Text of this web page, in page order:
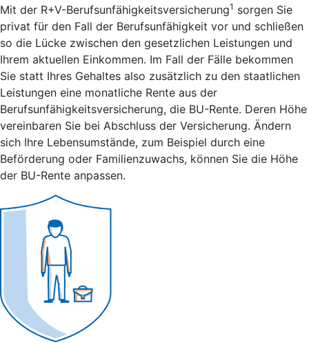
Mit der R+V-Berufsunfähigkeitsversicherung1 sorgen Sie
privat für den Fall der Berufsunfähigkeit vor und schließen
so die Lücke zwischen den gesetzlichen Leistungen und
Ihrem aktuellen Einkommen. Im Fall der Fälle bekommen
Sie statt Ihres Gehaltes also zusätzlich zu den staatlichen
Leistungen eine monatliche Rente aus der
Berufsunfähigkeitsversicherung, die BU-Rente. Deren Höhe
vereinbaren Sie bei Abschluss der Versicherung. Ändern
sich Ihre Lebensumstände, zum Beispiel durch eine
Beförderung oder Familienzuwachs, können Sie die Höhe
der BU-Rente anpassen.